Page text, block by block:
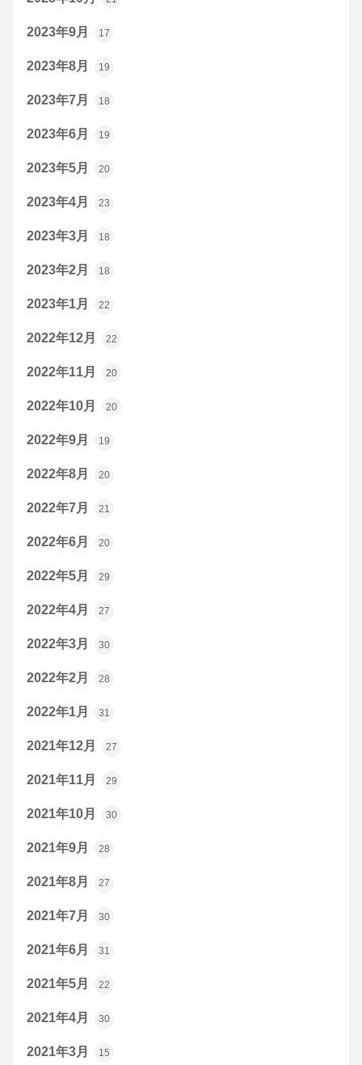
2023年9月 17
2023年8月 19
2023年7月 18
2023年6月 19
2023年5月 20
2023年4月 23
2023年3月 18
2023年2月 18
2023年1月 22
2022年12月 22
2022年11月 20
2022年10月 20
2022年9月 19
2022年8月 20
2022年7月 21
2022年6月 20
2022年5月 29
2022年4月 27
2022年3月 30
2022年2月 28
2022年1月 31
2021年12月 27
2021年11月 29
2021年10月 30
2021年9月 28
2021年8月 27
2021年7月 30
2021年6月 31
2021年5月 22
2021年4月 30
2021年3月 15